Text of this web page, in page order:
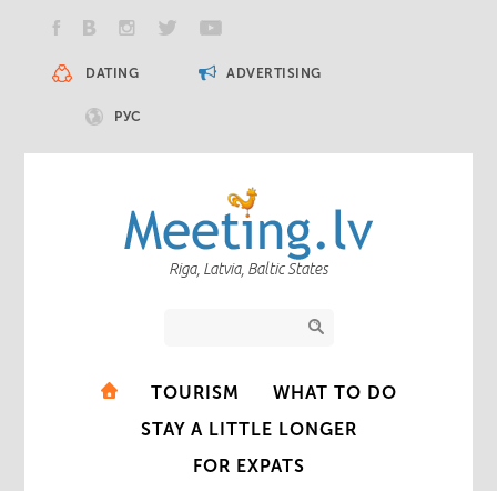
DATING ADVERTISING
РУС
Riga, Latvia, Baltic States
TOURISM
WHAT TO DO
STAY A LITTLE LONGER
FOR EXPATS